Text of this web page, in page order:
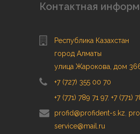
Контактная
Республика Казахстан
город Алматы
улица Жарокова, дом
+7 (727) 355 00 70
+7 (771) 789 71 97, +7 (771)
profid@profident-s.kz
service@mail.ru